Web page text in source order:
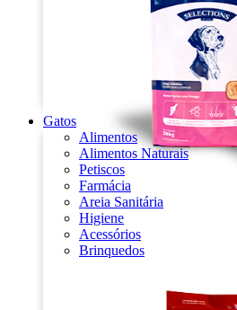
Gatos
Alimentos
Alimentos Naturais
Petiscos
Farmácia
Areia Sanitária
Higiene
Acessórios
Brinquedos